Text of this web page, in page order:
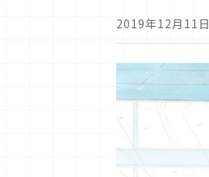
2019年12月11日